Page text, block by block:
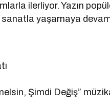
ilerliyor. Yazın
sanatla yaşamaya
Şimdi Değiş”